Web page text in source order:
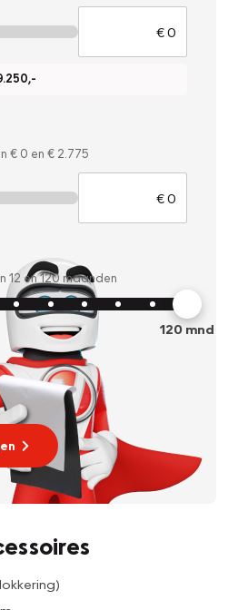
,-
€ 0 en € 2.775
12 en120 maanden
120mnd